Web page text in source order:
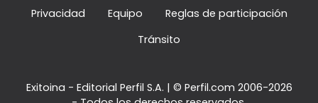
Privacidad
Equipo
Reglas de participación
Tránsito
Exitoina - Editorial Perfil S.A. | © Perfil.com 2006-2026